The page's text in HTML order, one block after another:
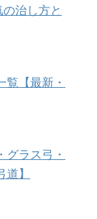
治し方と
【最新・
グラス弓・
】